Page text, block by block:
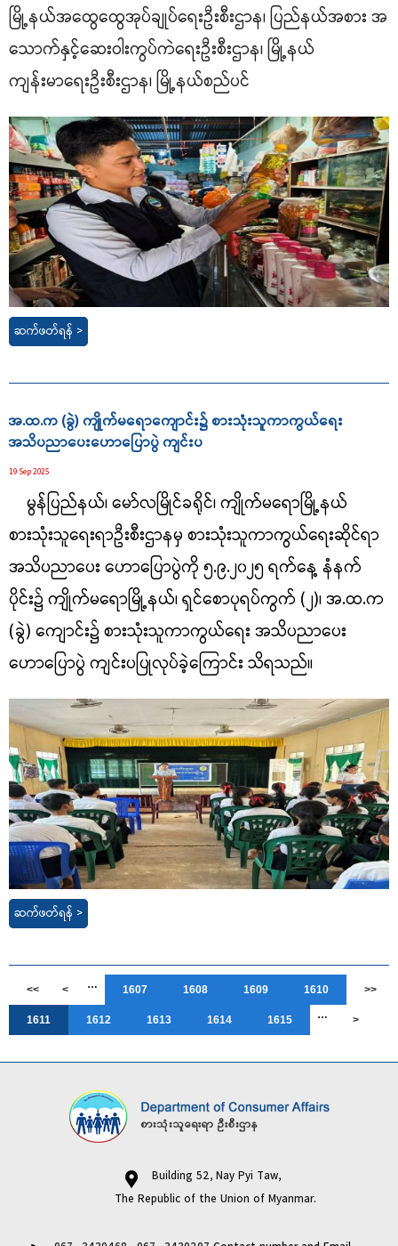
မြို့နယ်‌အထွေထွေအုပ်ချုပ်ရေးဦးစီးဌာန၊ ပြည်နယ်အစား အ
သောက်နှင့်ဆေးဝါးကွပ်ကဲရေးဦးစီးဌာန၊ မြို့နယ်
ကျန်းမာရေးဦးစီးဌာန၊ မြို့နယ်စည်ပင်
ဆက်ဖတ်ရန် >
အ.ထ.က (ခွဲ) ကျိုက်မရောကျောင်း၌ စားသုံးသူကာကွယ်ရေး
အသိပညာပေးဟောပြောပွဲ ကျင်းပ
19 Sep 2025
မွန်ပြည်နယ်၊ မော်လမြိုင်ခရိုင်၊ ကျိုက်မရောမြို့နယ်
စားသုံးသူရေးရာဦးစီးဌာနမှ စားသုံးသူကာကွယ်ရေးဆိုင်ရာ
အသိပညာပေး ဟောပြောပွဲကို ၅.၉.၂၀၂၅ ရက်နေ့ နံနက်
ပိုင်း၌ ကျိုက်မရောမြို့နယ်၊ ရှင်စောပုရပ်ကွက် (၂)၊ အ.ထ.က
(ခွဲ) ကျောင်း၌ စားသုံးသူကာကွယ်ရေး အသိပညာပေး
ဟောပြောပွဲ ကျင်းပပြုလုပ်ခဲ့ကြောင်း သိရသည်။
ဆက်ဖတ်ရန် >
<< < … 1607 1608 1609 1610
1611 1612 1613 1614 1615 … >
>>
Building 52, Nay Pyi Taw,
The Republic of the Union of Myanmar.